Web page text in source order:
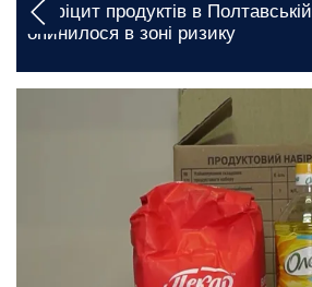
Дефіцит продуктів в
опинилося в зоні ризику